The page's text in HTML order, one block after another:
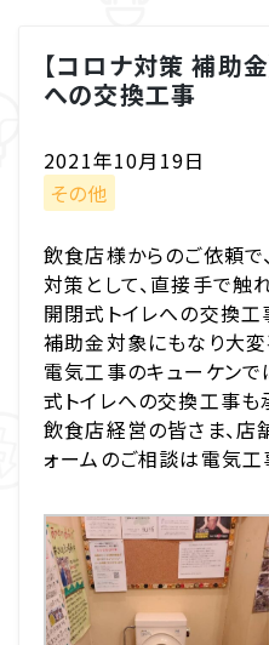
【コロナ対策 補助
への交換工事
2021年10月19日
その他
飲食店様からのご依頼で
対策として、直接手で触
開閉式トイレへの交換工
補助金対象にもなり大変
電気工事のキューケンで
式トイレへの交換工事も
飲食店経営の皆さま、店
ォームのご相談は電気工